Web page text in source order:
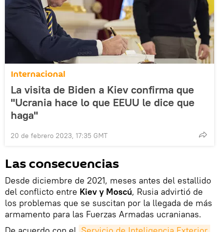
Internacional
La visita de Biden a Kiev confirma que
"Ucrania hace lo que EEUU le dice que
haga"
20 de febrero 2023, 17:35 GMT
Las consecuencias
Desde diciembre de 2021, meses antes del estallido
del conflicto entre Kiev y Moscú, Rusia advirtió de
los problemas que se suscitan por la llegada de más
armamento para las Fuerzas Armadas ucranianas.